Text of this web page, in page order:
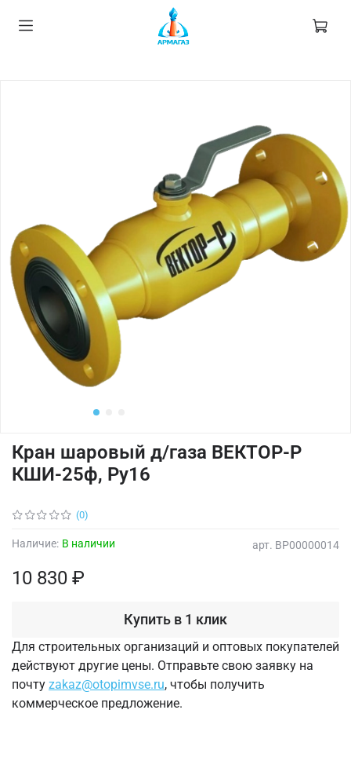
(0)
арт. ВР00000014
Наличие: В наличии
Кран шаровый д/газа ВЕКТОР-Р
КШИ-25ф, Ру16
10 830 ₽
Купить в 1 клик
Для строительных организаций и оптовых покупателей
действуют другие цены. Отправьте свою заявку на
почту zakaz@otopimvse.ru, чтобы получить
коммерческое предложение.